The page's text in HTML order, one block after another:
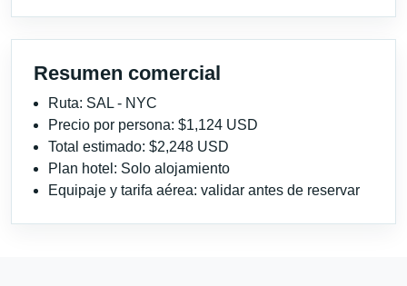
Resumen comercial
Ruta: SAL - NYC
Precio por persona: $1,124 USD
Total estimado: $2,248 USD
Plan hotel: Solo alojamiento
Equipaje y tarifa aérea: validar antes de reservar